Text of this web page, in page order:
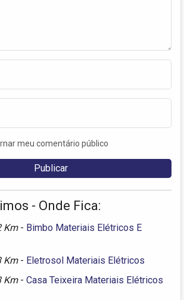
meu comentário público
- Onde Fica:
Km - Bimbo Materiais Elétricos E
Km - Eletrosol Materiais Elétricos
Km - Casa Teixeira Materiais Elétricos